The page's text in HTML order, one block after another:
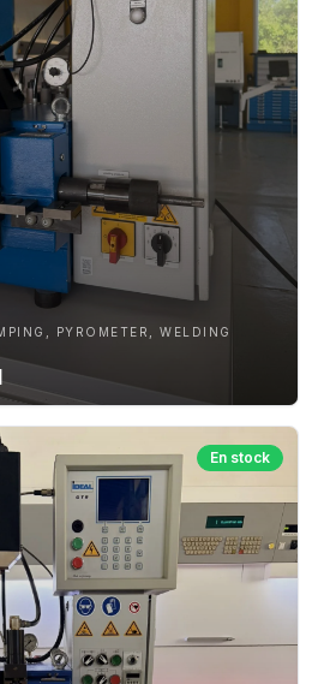
PYROMETER, WELDING
En stock